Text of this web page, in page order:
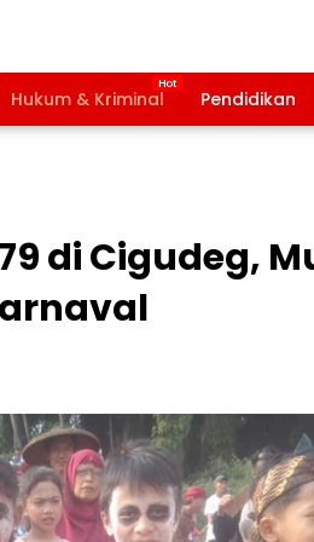
Hukum & Kriminal Pendidikan
di Cigudeg,